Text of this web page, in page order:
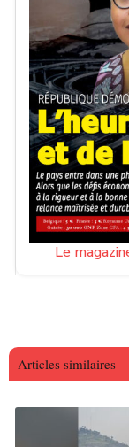
Le
Articles similaires